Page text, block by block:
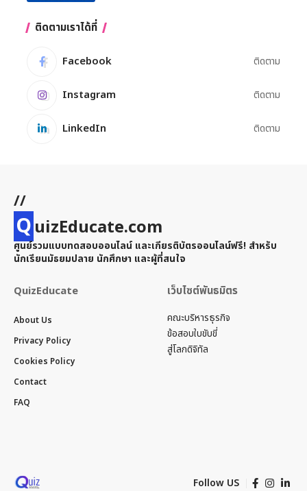
ติดตามเราได้ที่
Facebook ติดตาม
Instagram ติดตาม
LinkedIn ติดตาม
//
QuizEducate.com
ศูนย์รวมแบบทดสอบออนไลน์ และเกียรติบัตรออนไลน์ฟรี! สำหรับ
นักเรียนมัธยมปลาย นักศึกษา และผู้ที่สนใจ
QuizEducate
About Us
Privacy Policy
Cookies Policy
Contact
FAQ
เว็บไซต์พันธมิตร
คณะบริหารธุรกิจ
ข้อสอบใบขับขี่
สู่โลกดิจิทัล
Follow US